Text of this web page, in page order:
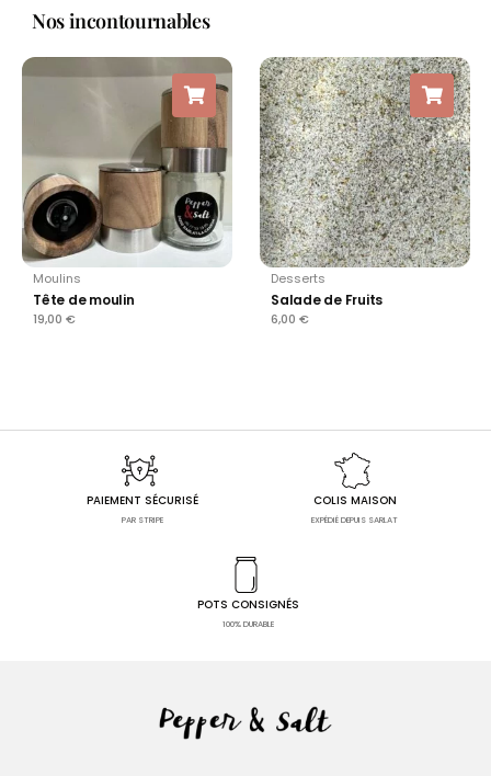
Nos incontournables
Moulins
Tête de moulin
19,00 €
Desserts
Salade de Fruits
6,00 €
PAIEMENT SÉCURISÉ
PAR STRIPE
COLIS MAISON
EXPÉDIÉ DEPUIS SARLAT
POTS CONSIGNÉS
100% DURABLE